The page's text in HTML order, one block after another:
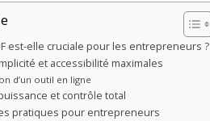
est-elle cruciale pour les entrepreneurs ?
et accessibilité maximales
d’un outil en ligne
et contrôle total
pratiques pour entrepreneurs